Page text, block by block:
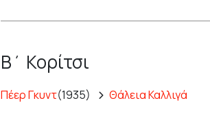
Β΄ Κορίτσι
Πέερ Γκυντ(1935) Θάλεια Καλλιγά